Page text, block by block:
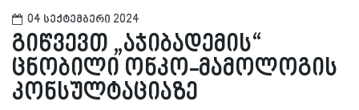
04 სექტემბერი 2024
გიწვევთ „აჯიბადემის“
ცნობილი ონკო-მამოლოგის
კონსულტაციაზე